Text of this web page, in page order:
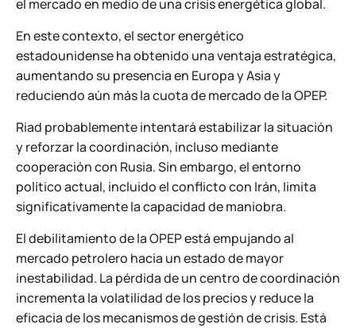
el mercado en medio de una crisis energética global.
En este contexto, el sector energético
estadounidense ha obtenido una ventaja estratégica,
aumentando su presencia en Europa y Asia y
reduciendo aún más la cuota de mercado de la OPEP.
Riad probablemente intentará estabilizar la situación
y reforzar la coordinación, incluso mediante
cooperación con Rusia. Sin embargo, el entorno
político actual, incluido el conflicto con Irán, limita
significativamente la capacidad de maniobra.
El debilitamiento de la OPEP está empujando al
mercado petrolero hacia un estado de mayor
inestabilidad. La pérdida de un centro de coordinación
incrementa la volatilidad de los precios y reduce la
eficacia de los mecanismos de gestión de crisis. Está